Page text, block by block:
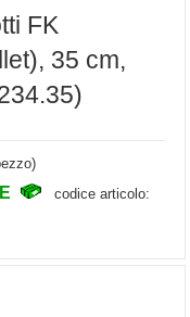
FK
35 cm,
codice articolo: